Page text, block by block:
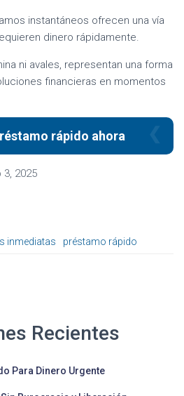
instantáneos ofrecen una vía
dinero rápidamente.
ni avales, representan una forma
financieras en momentos
rápido ahora
3, 2025
inmediatas préstamo rápido
Recientes
Para Dinero Urgente